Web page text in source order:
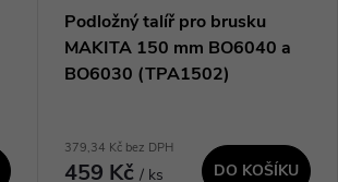
Podložný talíř pro brusku
MAKITA 150 mm BO6040 a
BO6030 (TPA1502)
379,34 Kč bez DPH
459 Kč/ ks DO KOŠÍKU